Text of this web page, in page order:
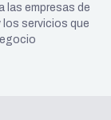
las empresas de
servicios que